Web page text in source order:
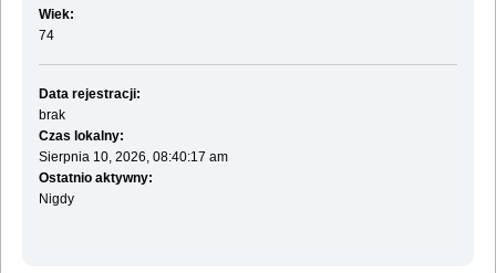
Wiek:
74
Data rejestracji:
brak
Czas lokalny:
Sierpnia 10, 2026, 08:40:17 am
Ostatnio aktywny:
Nigdy